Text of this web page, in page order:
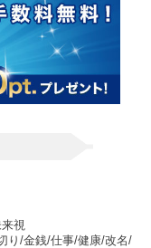
視
り/金銭/仕事/健康/改名/